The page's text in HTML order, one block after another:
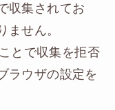
収集されてお
ません。
とで収集を拒否
ラウザの設定を